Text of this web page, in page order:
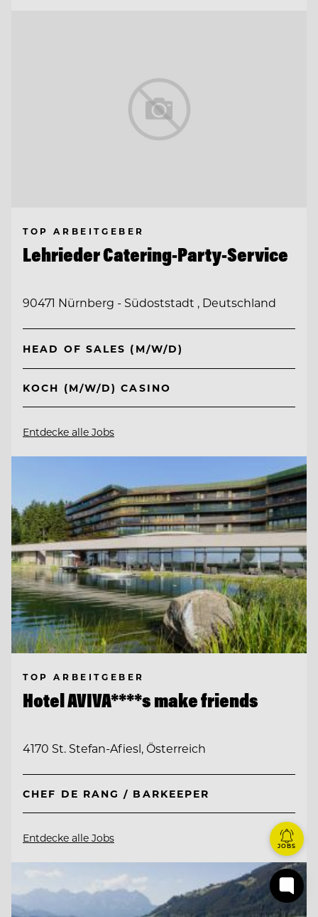
TOP ARBEITGEBER
Lehrieder Catering-Party-Service
90471 Nürnberg - Südoststadt , Deutschland
HEAD OF SALES (M/W/D)
KOCH (M/W/D) CASINO
Entdecke alle Jobs
TOP ARBEITGEBER
Hotel AVIVA****s make friends
4170 St. Stefan-Afiesl, Österreich
CHEF DE RANG / BARKEEPER
Entdecke alle Jobs
JOBS